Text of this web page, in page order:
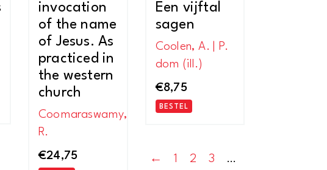
invocation
of the name
of Jesus. As
practiced in
the western
church
Coomaraswamy,
R.
€24,75
Een vijftal
sagen
Coolen, A. | P.
dom (ill.)
€8,75
BESTEL
← 1 2 3
…